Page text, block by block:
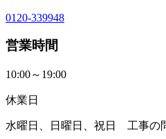
0120-339948
営業時間
10:00～19:00
休業日
水曜日、日曜日、祝日 工事の